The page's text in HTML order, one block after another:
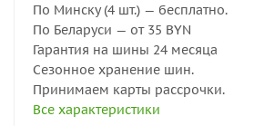
По Минску (4 шт.) — бесплатно.
По Беларуси — от 35 BYN
Гарантия на шины 24 месяца
Сезонное хранение шин.
Принимаем карты рассрочки.
Все характеристики